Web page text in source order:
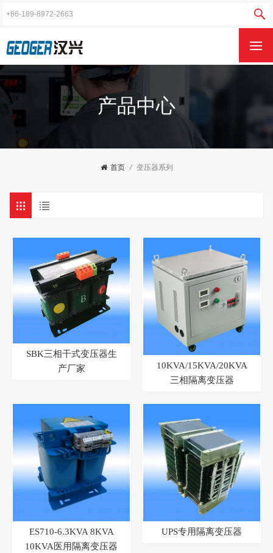
产品中心
首页 / 变压器系列
SBK三相干式变压器生
产厂家
10KVA/15KVA/20KVA
三相隔离变压器
ES710-6.3KVA 8KVA
10KVA医用隔离变压器
UPS专用隔离变压器